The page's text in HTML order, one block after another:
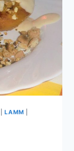
|LAMM